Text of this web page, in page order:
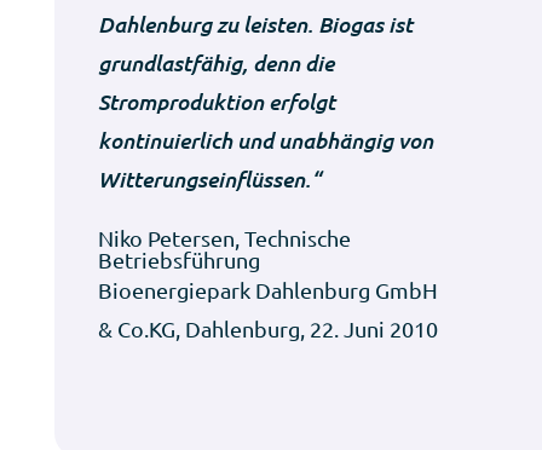
Niko Petersen, Technische
Betriebsführung
Bioenergiepark Dahlenburg GmbH
& Co.KG, Dahlenburg, 22. Juni 2010
Dahlenburg zu leisten. Biogas ist
grundlastfähig, denn die
Stromproduktion erfolgt
kontinuierlich und unabhängig von
Witterungseinflüssen.“